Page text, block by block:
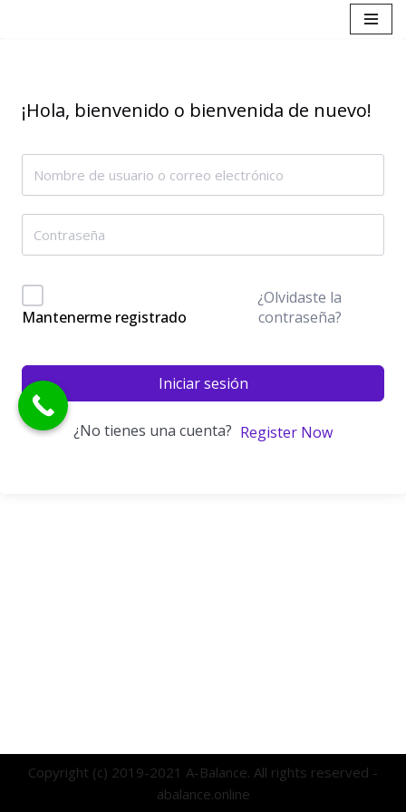
¡Hola, bienvenido o bienvenida de nuevo!
Mantenerme registrado
¿Olvidaste la
contraseña?
Iniciar sesión
¿No tienes una cuenta? Register Now
Copyright (c) 2019-2021 A-Balance. All rights reserved -
abalance.online